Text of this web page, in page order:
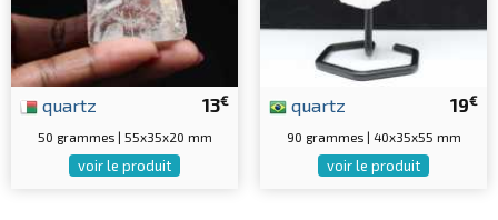
13€
quartz
50 grammes | 55x35x20 mm
voir le produit
19€
quartz
90 grammes | 40x35x55 mm
voir le produit